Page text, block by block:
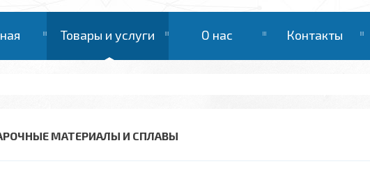
Товары и услуги О нас Контакты
МАТЕРИАЛЫ И СПЛАВЫ